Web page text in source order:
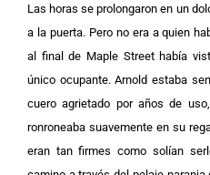
Las horas se prolongaron en un
a la puerta. Pero no era a quien
al final de Maple Street había
único ocupante. Arnold estaba
cuero agrietado por años de
ronroneaba suavemente en su
eran tan firmes como solían